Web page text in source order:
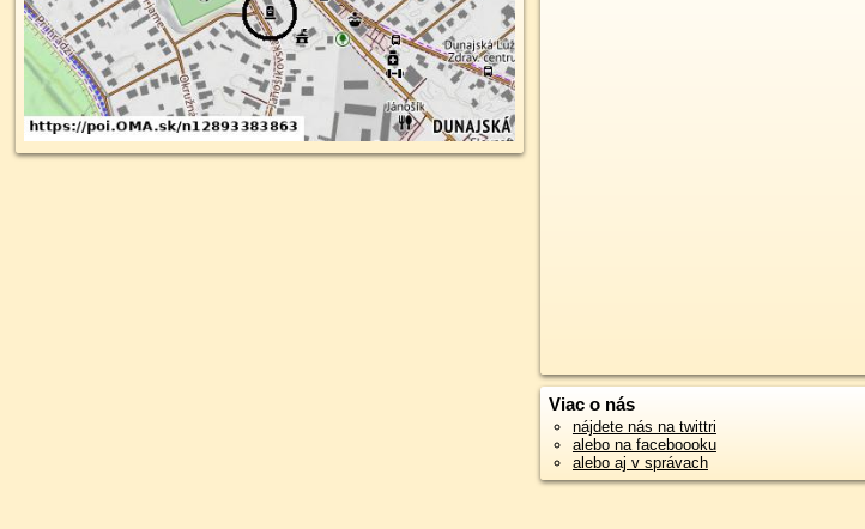
Viac o nás
nájdete nás na twittri
alebo na faceboooku
alebo aj v správach